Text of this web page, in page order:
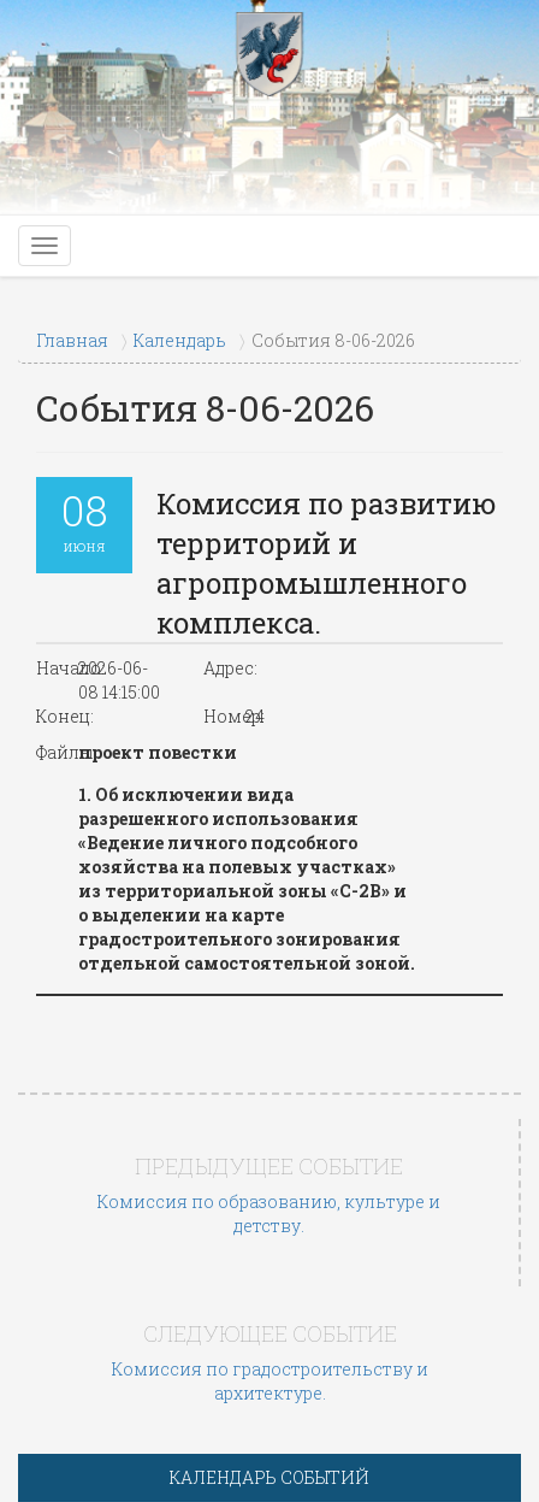
Главная Календарь События 8-06-2026
События 8-06-2026
08
июня
Комиссия по развитию
территорий и
агропромышленного
комплекса.
Начало:2026-06-
08 14:15:00
Адрес:
Конец: Номер:
24
Файлы:проект повестки
1. Об исключении вида
разрешенного использования
«Ведение личного подсобного
хозяйства на полевых участках»
из территориальной зоны «С-2В» и
о выделении на карте
градостроительного зонирования
отдельной самостоятельной зоной.
ПРЕДЫДУЩЕЕ СОБЫТИЕ
Комиссия по образованию, культуре и
детству.
СЛЕДУЮЩЕЕ СОБЫТИЕ
Комиссия по градостроительству и
архитектуре.
КАЛЕНДАРЬ СОБЫТИЙ